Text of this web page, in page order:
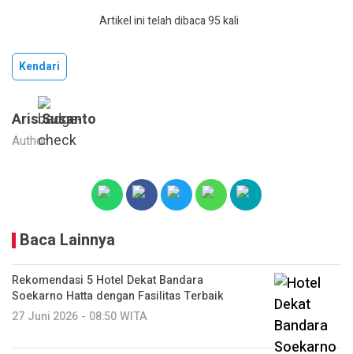
Artikel ini telah dibaca 95 kali
Kendari
Aris Susanto
Author
Baca Lainnya
Rekomendasi 5 Hotel Dekat Bandara
Soekarno Hatta dengan Fasilitas Terbaik
27 Juni 2026 - 08:50 WITA